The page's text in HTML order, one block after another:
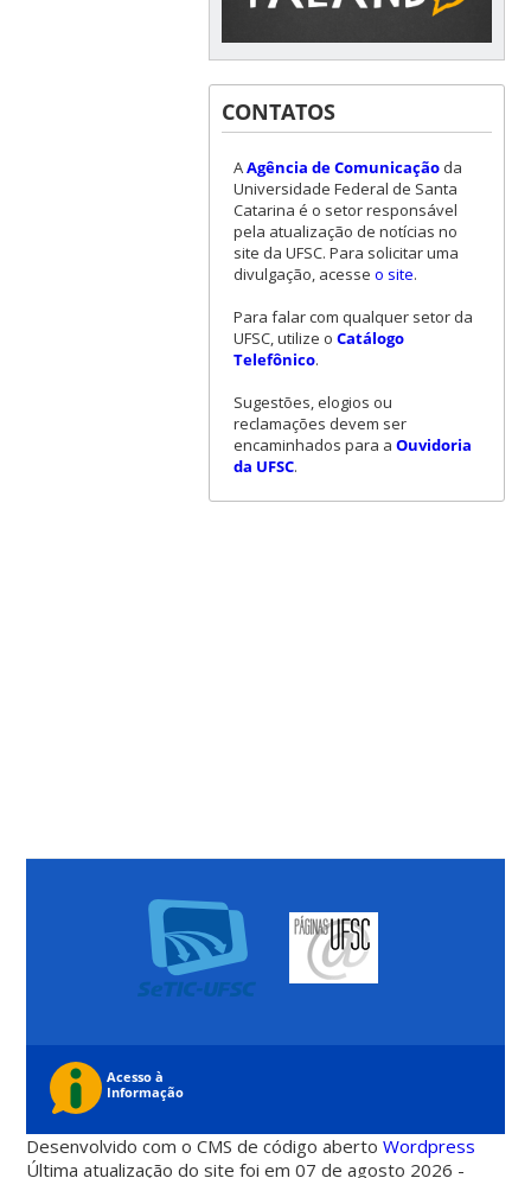
CONTATOS
AAgência de Comunicaçãoda
Universidade Federal de Santa
Catarina é o setor responsável
pela atualização de notícias no
site da UFSC. Para solicitar uma
divulgação, acesse o site.
Para falar com qualquer setor da
UFSC, utilize o Catálogo
Telefônico.
Sugestões, elogios ou
reclamações devem ser
encaminhados para a Ouvidoria
da UFSC.
Desenvolvido com o CMS de código abertoWordpress
Última atualização do site foi em 07 de agosto 2026 -